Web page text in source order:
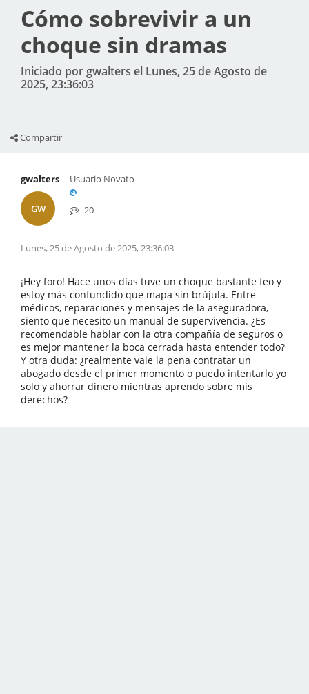
Cómo sobrevivir a un
choque sin dramas
Iniciado por gwalters el Lunes, 25 de Agosto de
2025, 23:36:03
Compartir
gwalters
GW
Usuario Novato
20
Lunes, 25 de Agosto de 2025, 23:36:03
¡Hey foro! Hace unos días tuve un choque bastante feo y
estoy más confundido que mapa sin brújula. Entre
médicos, reparaciones y mensajes de la aseguradora,
siento que necesito un manual de supervivencia. ¿Es
recomendable hablar con la otra compañía de seguros o
es mejor mantener la boca cerrada hasta entender todo?
Y otra duda: ¿realmente vale la pena contratar un
abogado desde el primer momento o puedo intentarlo yo
solo y ahorrar dinero mientras aprendo sobre mis
derechos?